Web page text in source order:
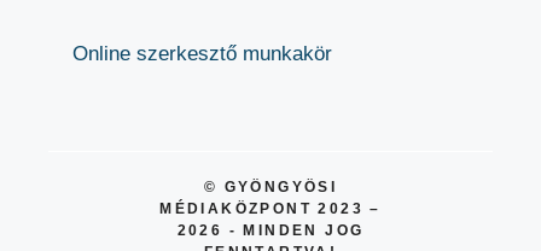
Online szerkesztő munkakör
© GYÖNGYÖSI
MÉDIAKÖZPONT 2023 –
2026 - MINDEN JOG